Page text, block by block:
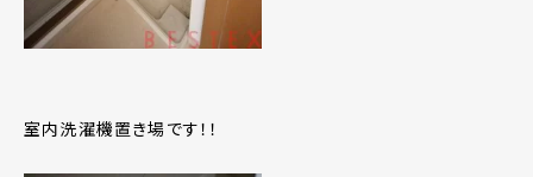
室内洗濯機置き場です！！